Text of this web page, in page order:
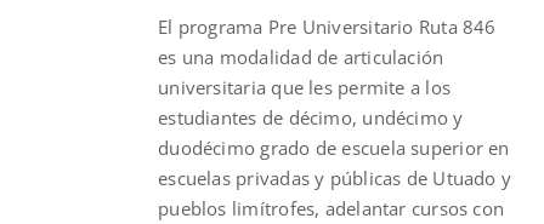
$631.00. $400.00.
El programa Pre Universitario Ruta 846
es una modalidad de articulación
universitaria que les permite a los
estudiantes de décimo, undécimo y
duodécimo grado de escuela superior en
escuelas privadas y públicas de Utuado y
pueblos limítrofes, adelantar cursos con